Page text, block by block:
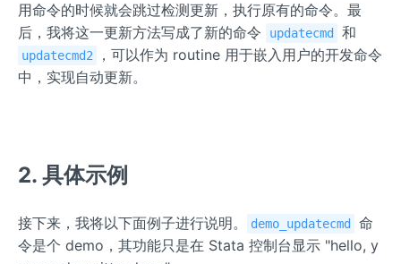
用命令的时候就会跳过检测更新，执行原有的命令。最
后，我将这一更新方法写成了新的命令
updatecmd 和
updatecmd2
，可以作为 routine 用于嵌入用户的开发命令
中，实现自动更新。
2. 具体示例
接下来，我将以下面例子进行说明。 demo_updatecmd
命
令是个 demo，其功能只是在 Stata 控制台显示 "hello, y